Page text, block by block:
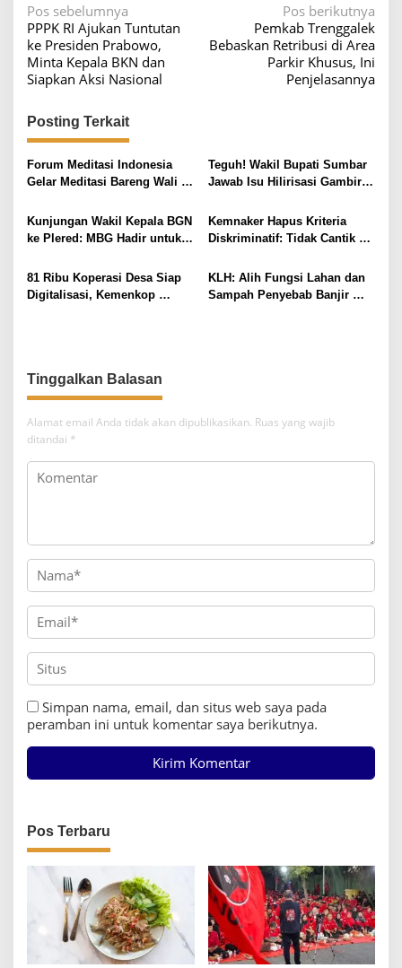
N
a
v
i
g
a
s
i
o
Pos sebelumnya
PPPK RI Ajukan Tuntutan
ke Presiden Prabowo,
Minta Kepala BKN dan
Siapkan Aksi Nasional
Pos berikutnya
Pemkab Trenggalek
Bebaskan Retribusi di Area
Parkir Khusus, Ini
Penjelasannya
Posting Terkait
Forum Meditasi Indonesia
Gelar Meditasi Bareng Wali
Teguh! Wakil Bupati Sumbar
Jawab Isu Hilirisasi Gambir
Pertanian
Kunjungan Wakil Kepala BGN
ke Plered: MBG Hadir untuk
Kemnaker Hapus Kriteria
Diskriminatif: Tidak Cantik
81 Ribu Koperasi Desa Siap
Digitalisasi, Kemenkop
KLH: Alih Fungsi Lahan dan
Sampah Penyebab Banjir
Alamat email Anda tidak akan dipublikasikan. Ruas yang wajib
ditandai *
Simpan nama, email, dan situs web saya pada
peramban ini untuk komentar saya berikutnya.
Pos Terbaru